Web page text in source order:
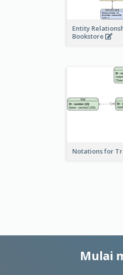
Entity
Bookstore
Notations for
Mulai